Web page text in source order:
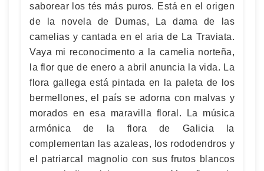
saborear los tés más puros. Está en el origen
de la novela de Dumas, La dama de las
camelias y cantada en el aria de La Traviata.
Vaya mi reconocimento a la camelia norteña,
la flor que de enero a abril anuncia la vida. La
flora gallega está pintada en la paleta de los
bermellones, el país se adorna con malvas y
morados en esa maravilla floral. La música
armónica de la flora de Galicia la
complementan las azaleas, los rododendros y
el patriarcal magnolio con sus frutos blancos